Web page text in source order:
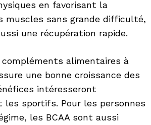
en favorisant la
muscles sans grande difficulté,
une récupération rapide.
alimentaires à
une bonne croissance des
intéresseront
les sportifs. Pour les personnes
les BCAA sont aussi